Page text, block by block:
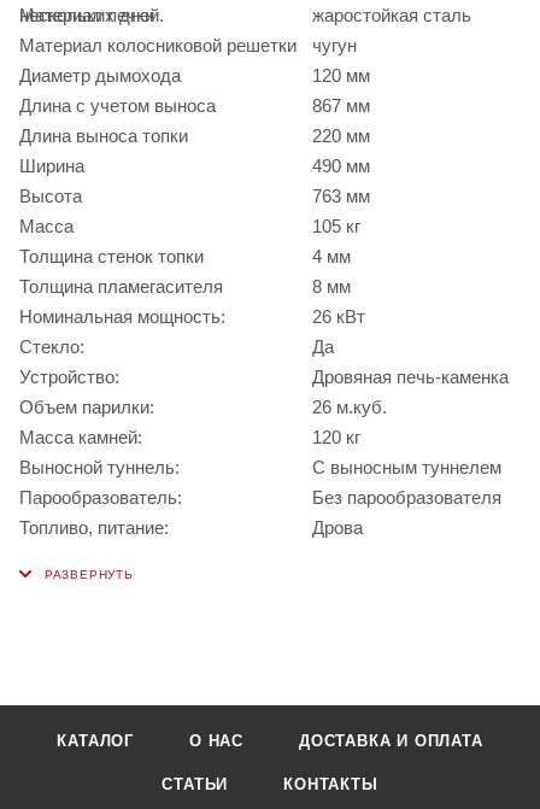
нескольких дней.
Материал печки
жаростойкая сталь
Материал колосниковой решетки
чугун
Диаметр дымохода
120 мм
Длина с учетом выноса
867 мм
Длина выноса топки
220 мм
Ширина
490 мм
Высота
763 мм
Масса
105 кг
Толщина стенок топки
4 мм
Толщина пламегасителя
8 мм
Номинальная мощность:
26 кВт
Стекло:
Да
Устройство:
Дровяная печь-каменка
Объем парилки:
26 м.куб.
Масса камней:
120 кг
Выносной туннель:
С выносным туннелем
Парообразователь:
Без парообразователя
Топливо, питание:
Дрова
КАТАЛОГ О НАС ДОСТАВКА И ОПЛАТА
СТАТЬИ КОНТАКТЫ